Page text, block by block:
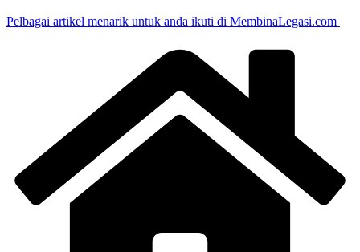
Pelbagai artikel menarik untuk anda ikuti di MembinaLegasi.com